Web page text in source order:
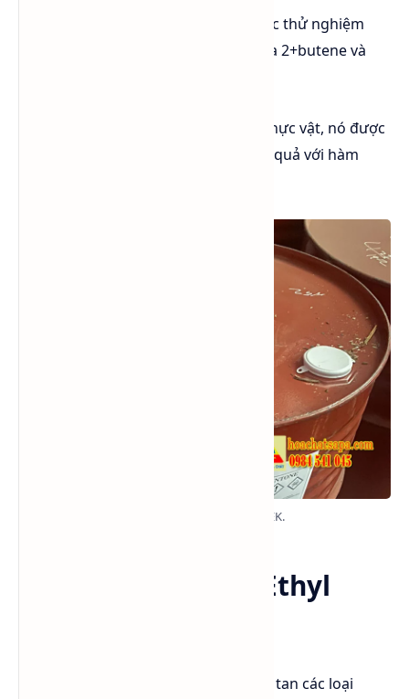
Một số phương pháp khác cũng được thử nghiệm
nhưng không khả thi gồm có oxy hóa 2+butene và
Ngoài ra MEK cũng được sinh ra từ thực vật, nó được
tìm thấy trong một số trái cây và rau quả với hàm
Hình ảnh trên nắp phuy MEK.
Ứng dụng Methyl Ethyl
Là dung môi phổ biến trong việc hòa tan các loại